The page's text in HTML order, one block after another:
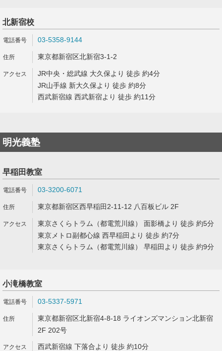
北新宿校
03-5358-9144
東京都新宿区北新宿3-1-2
JR中央・総武線 大久保より 徒歩 約4分
JR山手線 新大久保より 徒歩 約8分
西武新宿線 西武新宿より 徒歩 約11分
明光義塾
早稲田教室
03-3200-6071
東京都新宿区西早稲田2-11-12 八百板ビル 2F
東京さくらトラム（都電荒川線） 面影橋より 徒歩 約5分
東京メトロ副都心線 西早稲田より 徒歩 約7分
東京さくらトラム（都電荒川線） 早稲田より 徒歩 約9分
小滝橋教室
03-5337-5971
東京都新宿区北新宿4-8-18 ライオンズマンション北新宿
2F 202号
西武新宿線 下落合より 徒歩 約10分